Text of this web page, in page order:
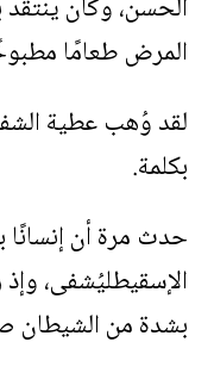
الحسن، وكان
المرض طعامًا
لقد وُهب عطية
بكلمة.
حدث مرة أن
الإسقيطليُشفى،
بشدة من